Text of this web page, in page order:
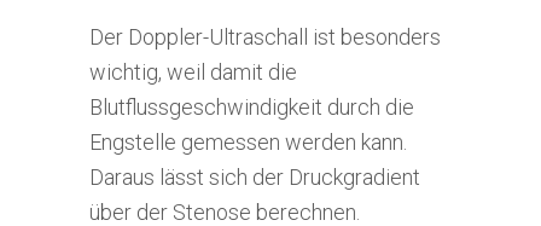
Der Doppler-Ultraschall ist besonders
wichtig, weil damit die
Blutflussgeschwindigkeit durch die
Engstelle gemessen werden kann.
Daraus lässt sich der Druckgradient
über der Stenose berechnen.